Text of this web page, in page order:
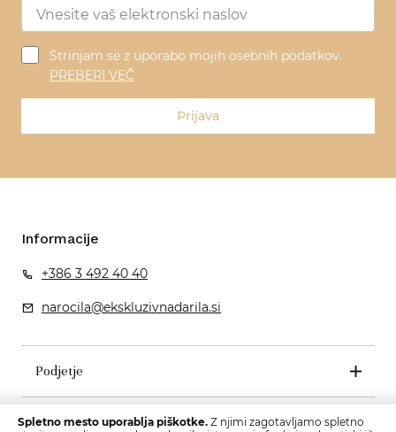
Strinjam se z uporabo mojih osebnih podatkov.
PREBERI VEČ
Prijava
Informacije
+386 3 492 40 40
narocila@ekskluzivnadarila.si
Podjetje
Pogoji poslovanja
Spletno mesto uporablja piškotke. Z njimi zagotavljamo spletno